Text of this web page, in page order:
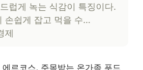
럽게 녹는 식감이 특징이다.
손쉽게 잡고 먹을 수…
제
르코스, 주목받는 온가족 푸드